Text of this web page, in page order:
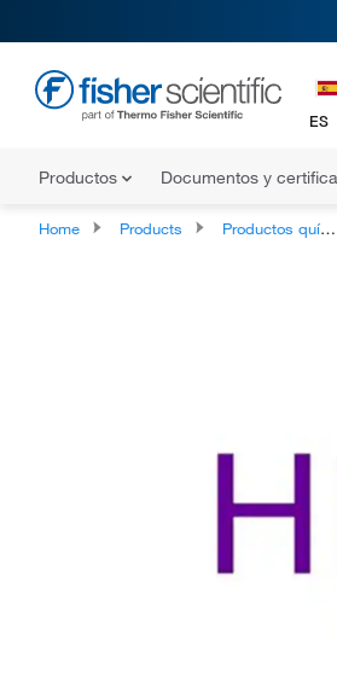
ES
Productos Documentos y
Home Products Productos químicos